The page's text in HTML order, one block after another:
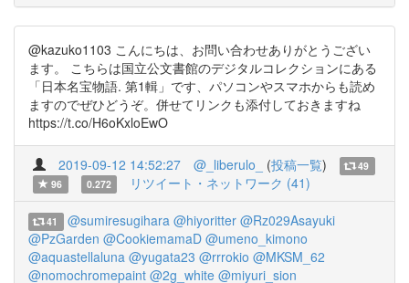
@kazuko1103 こんにちは、お問い合わせありがとうござい
ます。 こちらは国立公文書館のデジタルコレクションにある
「日本名宝物語. 第1輯」です、パソコンやスマホからも読め
ますのでぜひどうぞ。併せてリンクも添付しておきますね
https://t.co/H6oKxloEwO
2019-09-12 14:52:27 @_liberulo_ (投稿一覧)
49
96
0.272 リツイート・ネットワーク (41)
41 @sumiresugihara @hiyoritter @Rz029Asayuki
@PzGarden @CookiemamaD @umeno_kimono
@aquastellaluna @yugata23 @rrrokio @MKSM_62
@nomochromepaint @2g_white @miyuri_sion